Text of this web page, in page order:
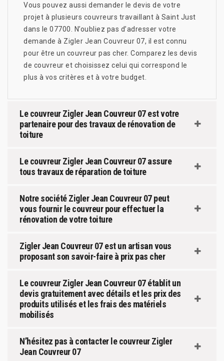
Vous pouvez aussi demander le devis de votre
projet à plusieurs couvreurs travaillant à Saint Just
dans le 07700. N’oubliez pas d’adresser votre
demande à Zigler Jean Couvreur 07, il est connu
pour être un couvreur pas cher. Comparez les devis
de couvreur et choisissez celui qui correspond le
plus à vos critères et à votre budget.
Le couvreur Zigler Jean Couvreur 07 est votre
partenaire pour des travaux de rénovation de
toiture
Le couvreur Zigler Jean Couvreur 07 assure
tous travaux de réparation de toiture
Notre société Zigler Jean Couvreur 07 peut
vous fournir le couvreur pour effectuer la
rénovation de votre toiture
Zigler Jean Couvreur 07 est un artisan vous
proposant son savoir-faire à prix pas cher
Le couvreur Zigler Jean Couvreur 07 établit un
devis gratuitement avec détails et les prix des
produits utilisés et les frais des matériels
mobilisés
N’hésitez pas à contacter le couvreur Zigler
Jean Couvreur 07